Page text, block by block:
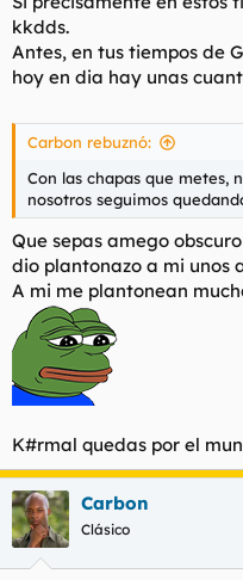
kkdds.
Antes, en tus tiempos de
hoy en dia hay unas
Carbon rebuznó:
Con las chapas que metes,
nosotros seguimos
Que sepas amego
dio plantonazo a mi unos
A mi me plantonean
K#rmal quedas por el
Carbon
Clásico